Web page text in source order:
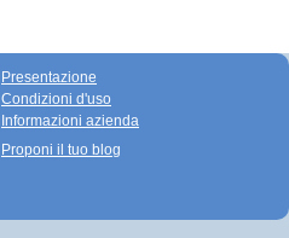
Presentazione
Condizioni d'uso
Informazioni azienda
Proponi il tuo blog